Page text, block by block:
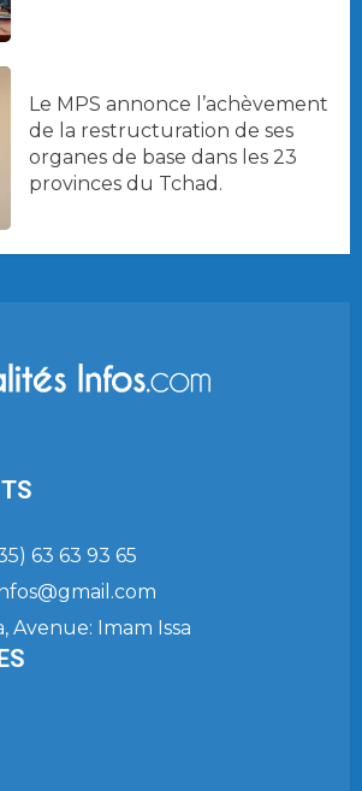
Le MPS annonce l’achèvement
de la restructuration de ses
organes de base dans les 23
provinces du Tchad.
63 63 93 65
Avenue: Imam Issa